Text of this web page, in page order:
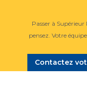
Passer à
pensez. Votre
Contactez